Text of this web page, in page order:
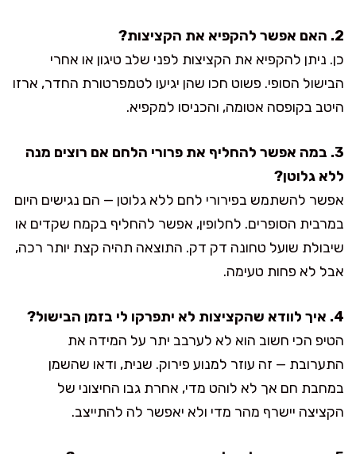
2. האם אפשר להקפיא את הקציצות?
כן. ניתן להקפיא את הקציצות לפני שלב טיגון או אחרי
הבישול הסופי. פשוט חכו שהן יגיעו לטמפרטורת החדר, ארזו
היטב בקופסה אטומה, והכניסו למקפיא.
3. במה אפשר להחליף את פרורי הלחם אם רוצים מנה
ללא גלוטן?
אפשר להשתמש בפירורי לחם ללא גלוטן — הם נגישים היום
במרבית הסופרים. לחלופין, אפשר להחליף בקמח שקדים או
שיבולת שועל טחונה דק דק. התוצאה תהיה קצת יותר רכה,
אבל לא פחות טעימה.
4. איך לוודא שהקציצות לא יתפרקו לי בזמן הבישול?
הטיפ הכי חשוב הוא לא לערבב יתר על המידה את
התערובת — זה עוזר למנוע פירוק. שנית, ודאו שהשמן
במחבת חם אך לא לוהט מדי, אחרת גבו החיצוני של
הקציצה יישרף מהר מדי ולא יאפשר לה להתייצב.